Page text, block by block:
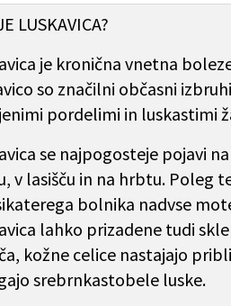
LUSKAVICA?
je kronična vnetna
so značilni občasni
pordelimi in luskastimi
se najpogosteje pojavi
v lasišču in na hrbtu. Poleg
bolnika nadvse
lahko prizadene tudi
kožne celice nastajajo
srebrnkastobele luske.